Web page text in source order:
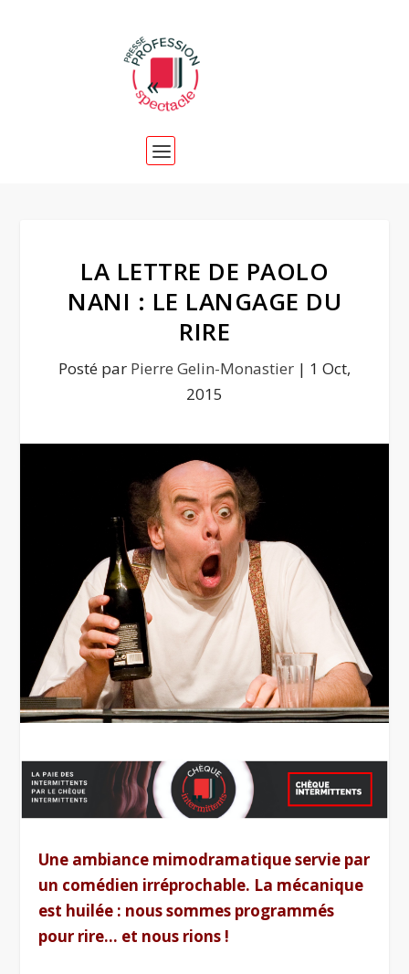
LA LETTRE DE PAOLO
NANI : LE LANGAGE DU
RIRE
Posté par Pierre Gelin-Monastier | 1 Oct,
2015
Une ambiance mimodramatique servie par
un comédien irréprochable. La mécanique
est huilée : nous sommes programmés
pour rire… et nous rions !